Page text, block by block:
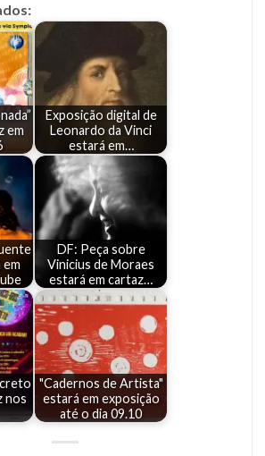
em
Exposição digital de
Leonardo da Vinci
estará em…
DF: Peça sobre
Vinicius de Moraes
estará em cartaz…
nos
"Cadernos de Artista"
estará em exposição
até o dia 09.10